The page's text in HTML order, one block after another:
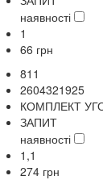
наявності
1
66 грн
811
2604321925
КОМПЛЕКТ
ЗАПИТ
наявності
1,1
274 грн